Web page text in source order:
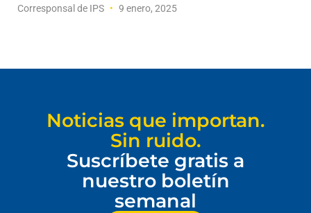
Corresponsal de IPS 9 enero, 2025
Noticias que importan.
Sin ruido.
Suscríbete gratis a
nuestro boletín
semanal